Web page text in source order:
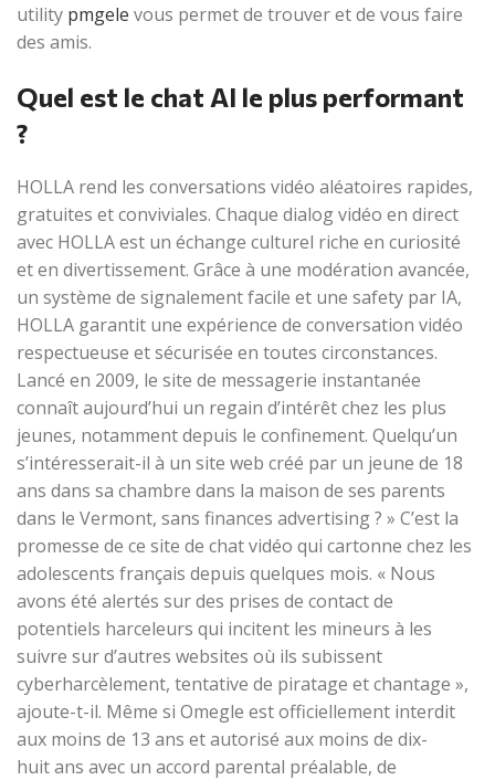
utility pmgele vous permet de trouver et de vous faire
des amis.
Quel est le chat AI le plus performant
?
HOLLA rend les conversations vidéo aléatoires rapides,
gratuites et conviviales. Chaque dialog vidéo en direct
avec HOLLA est un échange culturel riche en curiosité
et en divertissement. Grâce à une modération avancée,
un système de signalement facile et une safety par IA,
HOLLA garantit une expérience de conversation vidéo
respectueuse et sécurisée en toutes circonstances.
Lancé en 2009, le site de messagerie instantanée
connaît aujourd’hui un regain d’intérêt chez les plus
jeunes, notamment depuis le confinement. Quelqu’un
s’intéresserait-il à un site web créé par un jeune de 18
ans dans sa chambre dans la maison de ses parents
dans le Vermont, sans finances advertising ? » C’est la
promesse de ce site de chat vidéo qui cartonne chez les
adolescents français depuis quelques mois. « Nous
avons été alertés sur des prises de contact de
potentiels harceleurs qui incitent les mineurs à les
suivre sur d’autres websites où ils subissent
cyberharcèlement, tentative de piratage et chantage »,
ajoute-t-il. Même si Omegle est officiellement interdit
aux moins de 13 ans et autorisé aux moins de dix-
huit ans avec un accord parental préalable, de